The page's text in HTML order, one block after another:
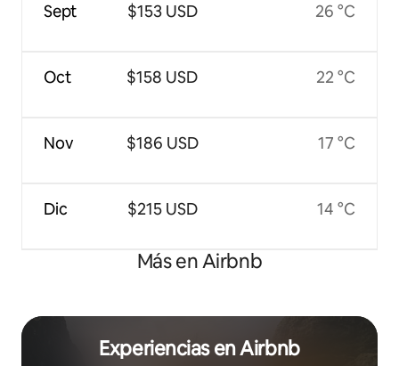
Sept
Oct
Nov
Dic
$153 USD
$158 USD
$186 USD
$215 USD
26 °C
22 °C
17 °C
14 °C
Más en Airbnb
Experiencias en Airbnb